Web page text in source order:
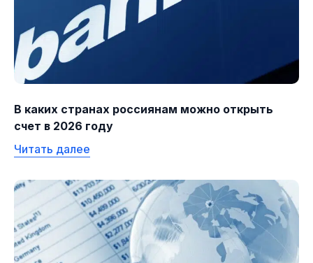
В каких странах россиянам можно открыть
счет в 2026 году
Читать далее